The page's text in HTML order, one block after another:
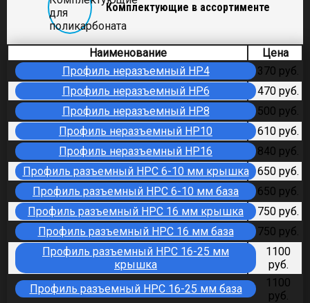
Комплектующие в ассортименте
Наименование
Цена
Профиль неразъемный HP4
370 руб.
Профиль неразъемный HP6
470 руб.
Профиль неразъемный HP8
500 руб.
Профиль неразъемный HP10
610 руб.
Профиль неразъемный HP16
840 руб.
Профиль разъемный HPC 6-10 мм крышка
650 руб.
Профиль разъемный HPC 6-10 мм база
650 руб.
Профиль разъемный HPC 16 мм крышка
750 руб.
Профиль разъемный HPC 16 мм база
750 руб.
Профиль разъемный HPC 16-25 мм
крышка
1100
руб.
Профиль разъемный HPC 16-25 мм база
1100
руб.